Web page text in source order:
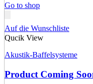
Go to shop
Auf die Wunschliste
Qucik View
Akustik-Baffelsysteme
Product Coming